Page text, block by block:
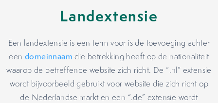
Landextensie
Een landextensie is een term voor is de toevoeging achter
eendomeinnaam die betrekking heeft op de nationaliteit
waarop de betreffende website zich richt. De “.nl” extensie
wordt bijvoorbeeld gebruikt voor website die zich richt op
de Nederlandse markt en een “.de” extensie wordt